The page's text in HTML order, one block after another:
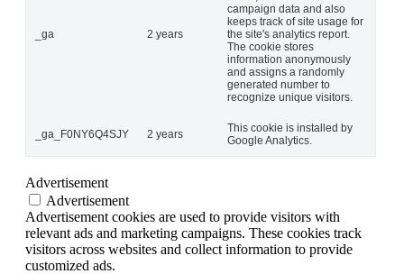
_ga 2 years
campaign data and also
keeps track of site usage for
the site's analytics report.
The cookie stores
information anonymously
and assigns a randomly
generated number to
recognize unique visitors.
_ga_F0NY6Q4SJY 2 years
This cookie is installed by
Google Analytics.
Advertisement
Advertisement
Advertisement cookies are used to provide visitors with
relevant ads and marketing campaigns. These cookies track
visitors across websites and collect information to provide
customized ads.